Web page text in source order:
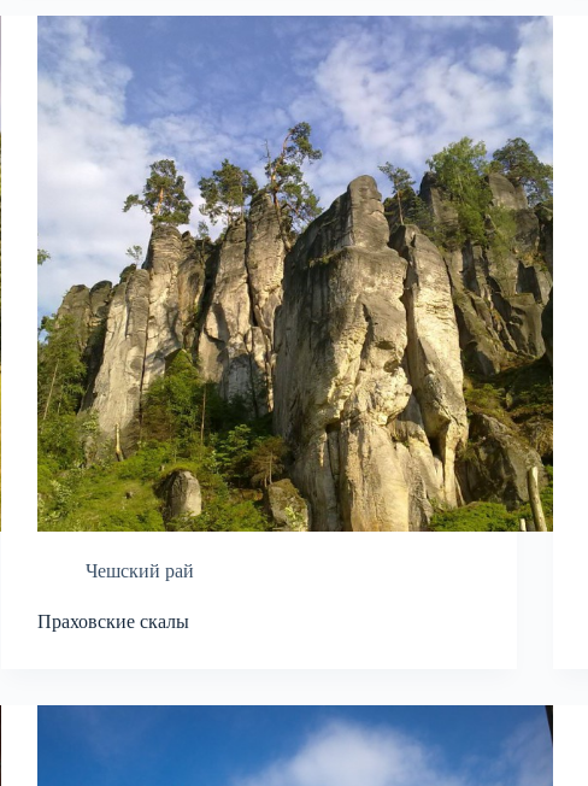
Чешский рай
Праховские скалы